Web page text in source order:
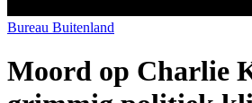
Bureau Buitenland
Moord op Charlie